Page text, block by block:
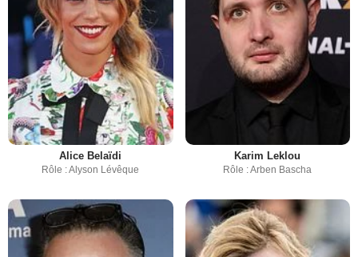
Alice Belaïdi
Rôle : Alyson Lévêque
Karim Leklou
Rôle : Arben Bascha